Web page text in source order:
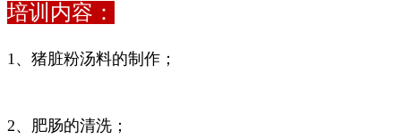
培训内容：
1、猪脏粉汤料的制作；
2、肥肠的清洗；